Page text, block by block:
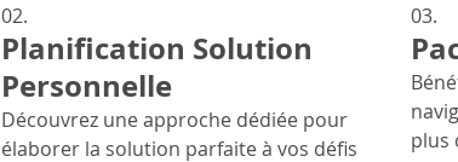
02.
Planification Solution
Personnelle
Découvrez une approche dédiée pour
élaborer la solution parfaite à vos défis
03.
plus